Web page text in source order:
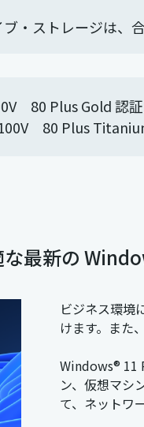
・ストレージは、
80 Plus Gold 認証
80 Plus
最新の
ビジネス環境
けます。また
Windows® 11
ン、仮想マシ
て、ネットワ